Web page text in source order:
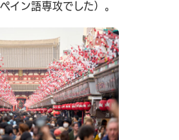
イン語専攻でした）。